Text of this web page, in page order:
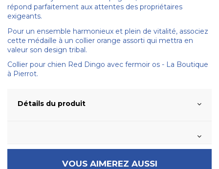
répond parfaitement aux attentes des propriétaires
exigeants.
Pour un ensemble harmonieux et plein de vitalité, associez
cette médaille à un collier orange assorti qui mettra en
valeur son design tribal.
Collier pour chien Red Dingo avec fermoir os - La Boutique
à Pierrot.
Détails du produit
VOUS AIMEREZ AUSSI